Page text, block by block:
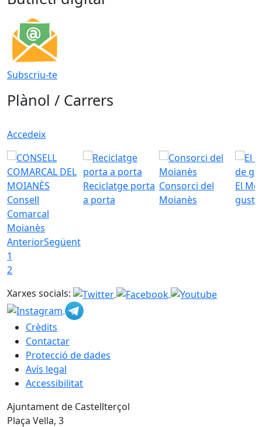
Subscriu-te
Plànol / Carrers
Accedeix
Consell
Comarcal
Moianès
Reciclatge porta
a porta
Consorci del
Moianès
El
gust
AnteriorSegüent
1
2
Xarxes socials:
Crèdits
Contactar
Protecció de dades
Avís legal
Accessibilitat
Ajuntament de Castellterçol
Plaça Vella, 3